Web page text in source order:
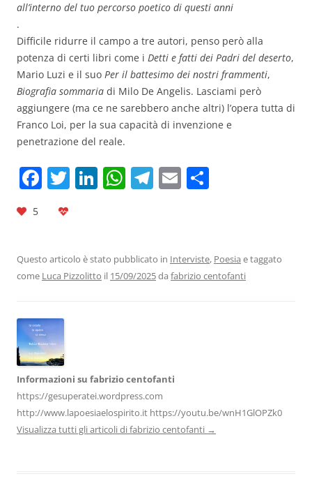
all’interno del tuo percorso poetico di questi anni
.
Difficile ridurre il campo a tre autori, penso però alla
potenza di certi libri come i Detti e fatti dei Padri del deserto,
Mario Luzi e il suo Per il battesimo dei nostri frammenti,
Biografia sommaria di Milo De Angelis. Lasciami però
aggiungere (ma ce ne sarebbero anche altri) l’opera tutta di
Franco Loi, per la sua capacità di invenzione e
penetrazione del reale.
F
b
o
o
k
T Li
dI
n
W
A
p
T
a
m
E
vi
di
5
Questo articolo è stato pubblicato in Interviste, Poesia e taggato
come Luca Pizzolitto il 15/09/2025da fabrizio centofanti
Informazioni su fabrizio centofanti
https://gesuperatei.wordpress.com
http://www.lapoesiaelospirito.it https://youtu.be/wnH1GlOPZk0
Visualizza tutti gli articoli di fabrizio centofanti →